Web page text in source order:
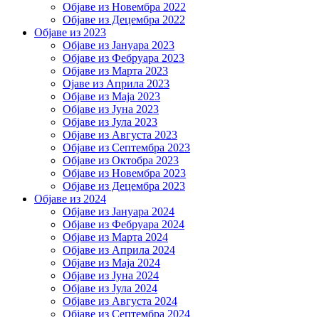
Објаве из Новембра 2022
Објаве из Децембра 2022
Објаве из 2023
Објаве из Јануара 2023
Објаве из Фебруара 2023
Објаве из Марта 2023
Ојаве из Априла 2023
Објаве из Маја 2023
Објаве из Јуна 2023
Објаве из Јула 2023
Објаве из Августа 2023
Објаве из Септембра 2023
Објаве из Октобра 2023
Објаве из Новембра 2023
Објаве из Децембра 2023
Објаве из 2024
Објаве из Јануара 2024
Објаве из Фебруара 2024
Објаве из Марта 2024
Објаве из Априла 2024
Објаве из Маја 2024
Објаве из Јуна 2024
Објаве из Јула 2024
Објаве из Августа 2024
Објаве из Септембра 2024